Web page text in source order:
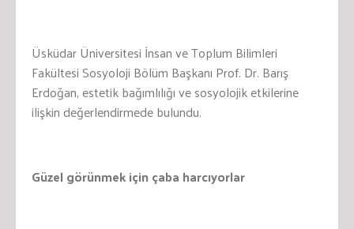
Üsküdar Üniversitesi İnsan ve Toplum Bilimleri
Fakültesi Sosyoloji Bölüm Başkanı Prof. Dr. Barış
Erdoğan, estetik bağımlılığı ve sosyolojik etkilerine
ilişkin değerlendirmede bulundu.
Güzel görünmek için çaba harcıyorlar